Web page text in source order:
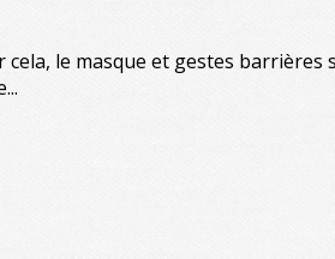
le masque et gestes barrières